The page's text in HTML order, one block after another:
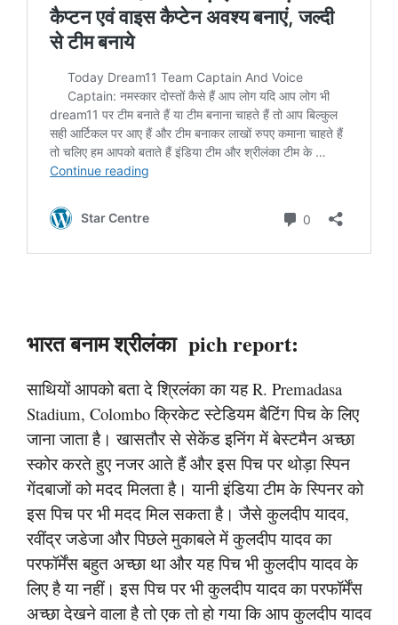
भारत बनाम श्रीलंका pich report:
साथियों आपको बता दे श्रिलंका का यह R. Premadasa
Stadium, Colombo क्रिकेट स्टेडियम बैटिंग पिच के लिए
जाना जाता है। खासतौर से सेकेंड इनिंग में बेस्टमैन अच्छा
स्कोर करते हुए नजर आते हैं और इस पिच पर थोड़ा स्पिन
गेंदबाजों को मदद मिलता है। यानी इंडिया टीम के स्पिनर को
इस पिच पर भी मदद मिल सकता है। जैसे कुलदीप यादव,
रवींद्र जडेजा और पिछले मुकाबले में कुलदीप यादव का
परफॉर्मेंस बहुत अच्छा था और यह पिच भी कुलदीप यादव के
लिए है या नहीं। इस पिच पर भी कुलदीप यादव का परफॉर्मेंस
अच्छा देखने वाला है तो एक तो हो गया कि आप कुलदीप यादव